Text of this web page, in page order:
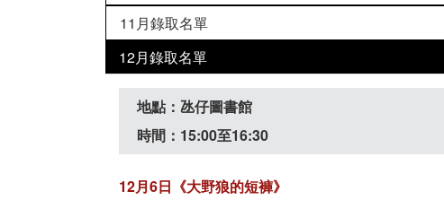
11月錄取名單
12月錄取名單
地點：氹仔圖書館
時間：15:00至16:30
12月6日《大野狼的短褲》